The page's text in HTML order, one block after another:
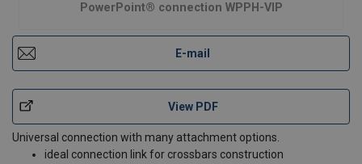
PowerPoint® connection WPPH-VIP
E-mail
View PDF
Universal connection with many attachment options.
ideal connection link for crossbars construction